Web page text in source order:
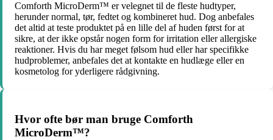
Comforth MicroDerm™ er velegnet til de fleste hudtyper,
herunder normal, tør, fedtet og kombineret hud. Dog anbefales
det altid at teste produktet på en lille del af huden først for at
sikre, at der ikke opstår nogen form for irritation eller allergiske
reaktioner. Hvis du har meget følsom hud eller har specifikke
hudproblemer, anbefales det at kontakte en hudlæge eller en
kosmetolog for yderligere rådgivning.
Hvor ofte bør man bruge Comforth
MicroDerm™?